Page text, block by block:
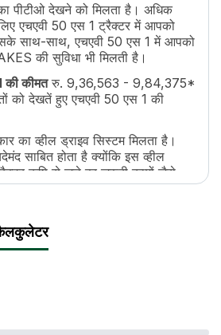
R(13.6X24)
पीटीओ देखने को मिलता है। अधिक
एचएवी 50 एस 1 ट्रैक्टर में आपको
साथ-साथ, एचएवी 50 एस 1 में आपको
की सुविधा भी मिलती है।
की कीमतरु. 9,36,563 - 9,84,375*
को देखतें हुए एचएवी 50 एस 1 की
का व्हील ड्राइव सिस्टम मिलता है।
साबित होता है क्योंकि इस व्हील
कृषि से जुड़े हर ज़रूरी कामों जैसे
फसलों की कटाई को अच्छे से कर
एस 1 सभी कृषि इम्प्लीमेंट्स जैसे
आदि के साथ आसानी से काम कर